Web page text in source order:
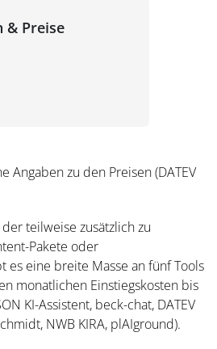
& Preise
Angaben zu den Preisen (DATEV
teilweise zusätzlich zu
Pakete oder
es eine breite Masse an fünf Tools
monatlichen Einstiegskosten bis
KI-Assistent, beck-chat, DATEV
NWB KIRA, plAIground).